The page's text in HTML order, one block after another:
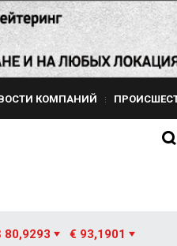
КОМПАНИЙ
80,9293 € 93,1901